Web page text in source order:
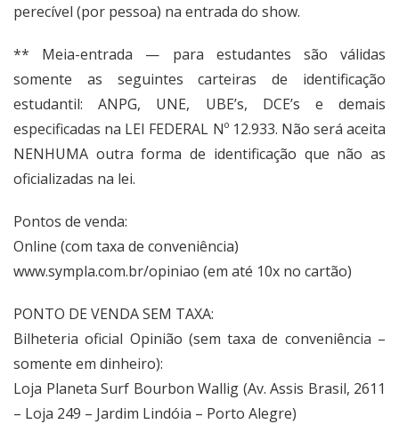
perecível (por pessoa) na entrada do show.
** Meia-entrada — para estudantes são válidas
somente as seguintes carteiras de identificação
estudantil: ANPG, UNE, UBE’s, DCE’s e demais
especificadas na LEI FEDERAL Nº 12.933. Não será aceita
NENHUMA outra forma de identificação que não as
oficializadas na lei.
Pontos de venda:
Online (com taxa de conveniência)
www.sympla.com.br/opiniao (em até 10x no cartão)
PONTO DE VENDA SEM TAXA:
Bilheteria oficial Opinião (sem taxa de conveniência –
somente em dinheiro):
Loja Planeta Surf Bourbon Wallig (Av. Assis Brasil, 2611
– Loja 249 – Jardim Lindóia – Porto Alegre)